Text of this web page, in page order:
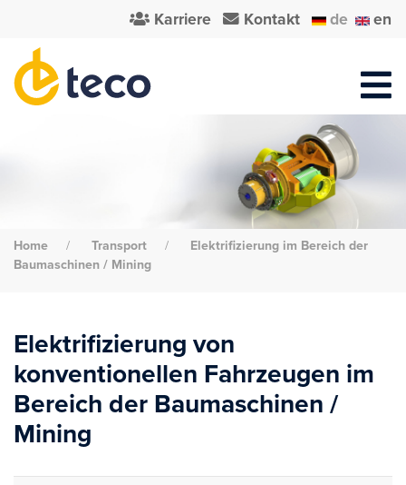
Karriere Kontakt de en
Home Transport
Elektrifizierung im Bereich der
Baumaschinen / Mining
Elektrifizierung von
konventionellen Fahrzeugen im
Bereich der Baumaschinen /
Mining